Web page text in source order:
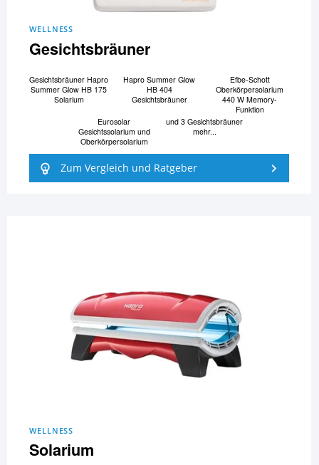
WELLNESS
Gesichtsbräuner
Gesichtsbräuner Hapro
Summer Glow HB 175
Solarium
Hapro Summer Glow
HB 404
Gesichtsbräuner
Efbe-Schott
Oberkörpersolarium
440 W Memory-
Funktion
Eurosolar
Gesichtssolarium und
Oberkörpersolarium
und 3 Gesichtsbräuner
mehr...
Zum Vergleich und Ratgeber
WELLNESS
Solarium